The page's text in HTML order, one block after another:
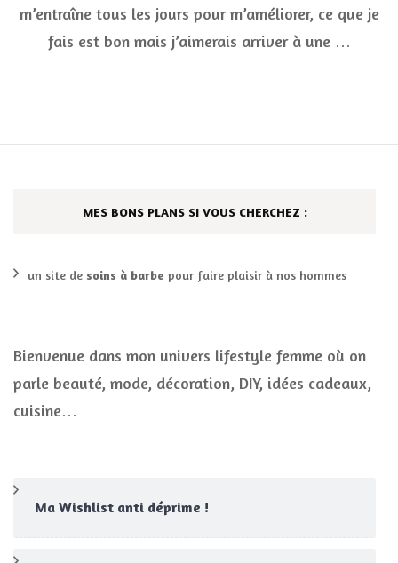
:
cake
au
m’entraîne tous les jours pour m’améliorer, ce que je
fais est bon mais j’aimerais arriver à une …
MES BONS PLANS SI VOUS CHERCHEZ :
un site de soins à barbe pour faire plaisir à nos hommes
Bienvenue dans mon univers lifestyle femme où on
parle beauté, mode, décoration, DIY, idées cadeaux,
cuisine…
Ma Wishlist anti déprime !